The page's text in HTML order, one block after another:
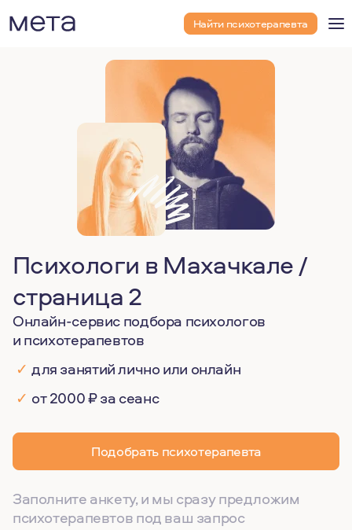
Найти психотерапевта
Психологи в Махачкале /
страница 2
Онлайн-сервис подбора психологов
и психотерапевтов
✓ для занятий лично или онлайн
✓ от 2000 ₽ за сеанс
Подобрать психотерапевта
Заполните анкету, и мы сразу предложим
психотерапевтов под ваш запрос